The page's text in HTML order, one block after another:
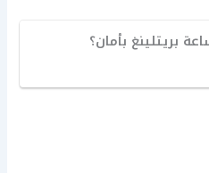
بريتلينغ بأمان؟